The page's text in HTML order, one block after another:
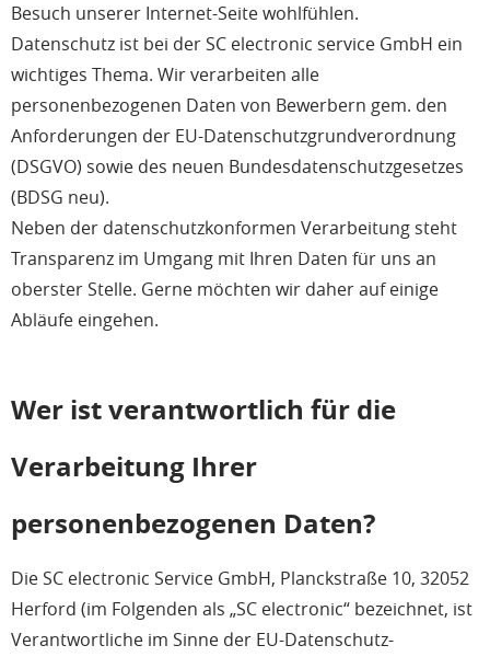
Besuch unserer Internet-Seite wohlfühlen.
Datenschutz ist bei der SC electronic service GmbH ein
wichtiges Thema. Wir verarbeiten alle
personenbezogenen Daten von Bewerbern gem. den
Anforderungen der EU-Datenschutzgrundverordnung
(DSGVO) sowie des neuen Bundesdatenschutzgesetzes
(BDSG neu).
Neben der datenschutzkonformen Verarbeitung steht
Transparenz im Umgang mit Ihren Daten für uns an
oberster Stelle. Gerne möchten wir daher auf einige
Abläufe eingehen.
Wer ist verantwortlich für die
Verarbeitung Ihrer
personenbezogenen Daten?
Die SC electronic Service GmbH, Planckstraße 10, 32052
Herford (im Folgenden als „SC electronic“ bezeichnet, ist
Verantwortliche im Sinne der EU-Datenschutz-